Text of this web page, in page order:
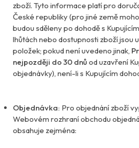
zboží. Tyto informace platí pro
České republiky (pro jiné země
budou sděleny po dohodě s
lhůtách nebo dostupnosti zboží jsou
položek; pokud není uvedeno jinak,
nejpozději do 30 dnů od uzavření
objednávky), není-li s Kupujícím
Objednávka: Pro objednání zboží
Webovém rozhraní obchodu
obsahuje zejména: